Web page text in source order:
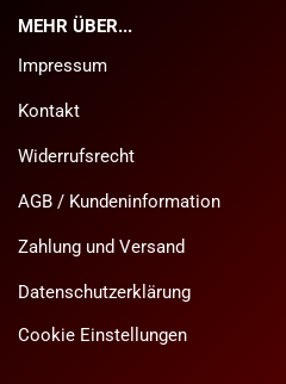
MEHR ÜBER...
Impressum
Kontakt
Widerrufsrecht
AGB / Kundeninformation
Zahlung und Versand
Datenschutzerklärung
Cookie Einstellungen